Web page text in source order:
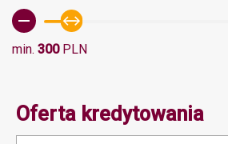
min. 300PLN
Oferta kredytowania